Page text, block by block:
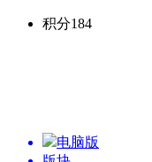
积分184
电脑版